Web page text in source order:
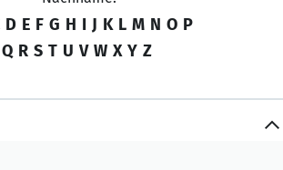
D E F G H I J K L M N O P
Q R S T U V W X Y Z